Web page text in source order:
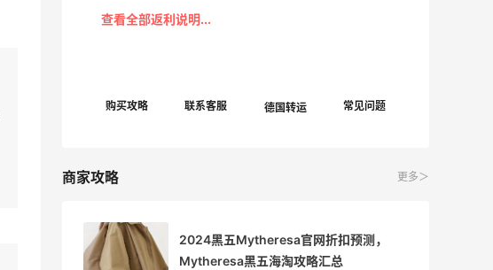
德国转运
商家攻略 更多＞
2024黑五Mytheresa官网折扣预测，
Mytheresa黑五海淘攻略汇总